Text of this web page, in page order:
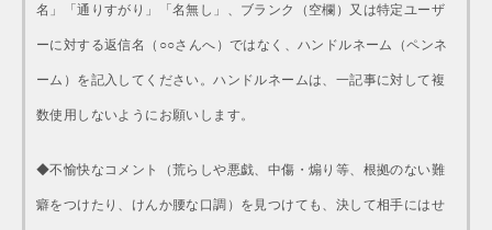
名」「通りすがり」「名無し」、ブランク（空欄）又は特定ユーザ
ーに対する返信名（○○さんへ）ではなく、ハンドルネーム（ペンネ
ーム）を記入してください。ハンドルネームは、一記事に対して複
数使用しないようにお願いします。
◆不愉快なコメント（荒らしや悪戯、中傷・煽り等、根拠のない難
癖をつけたり、けんか腰な口調）を見つけても、決して相手にはせ